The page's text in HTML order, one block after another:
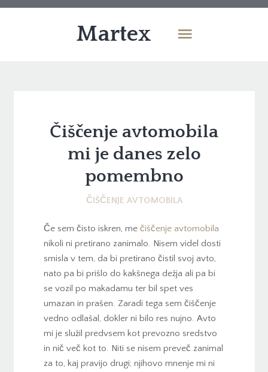
Martex
Čiščenje avtomobila
mi je danes zelo
pomembno
ČIŠČENJE AVTOMOBILA
Če sem čisto iskren, me čiščenje avtomobila
nikoli ni pretirano zanimalo. Nisem videl dosti
smisla v tem, da bi pretirano čistil svoj avto,
nato pa bi prišlo do kakšnega dežja ali pa bi
se vozil po makadamu ter bil spet ves
umazan in prašen. Zaradi tega sem čiščenje
vedno odlašal, dokler ni bilo res nujno. Avto
mi je služil predvsem kot prevozno sredstvo
in nič več kot to. Niti se nisem preveč zanimal
za to, kaj pravijo drugi; njihovo mnenje mi ni